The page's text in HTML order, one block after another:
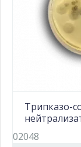
Трипказо-
02048